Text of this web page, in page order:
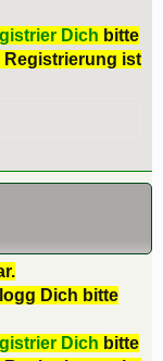
Dich bitte
Registrierung ist
Dich bitte
Dich bitte